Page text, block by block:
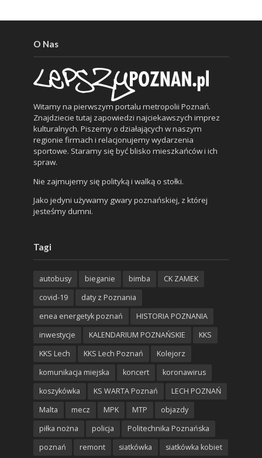
O Nas
Witamy na pierwszym portalu metropolii Poznań.
Znajdziecie tutaj zapowiedzi najciekawszych imprez
kulturalnych. Piszemy o działających w naszym
regionie firmach i relacjonujemy wydarzenia
sportowe. Staramy się być blisko mieszkańców i ich
spraw.
Nie zajmujemy się polityką i walką o stołki.
Jako jedyni używamy gwary poznańskiej, z której
jesteśmy dumni.
Tagi
autobusy bieganie bimba
CK ZAMEK
covid-19
daty z Poznania
enea energetyk poznań
HISTORIA POZNANIA
inwestycje
KALENDARIUM POZNAŃSKIE
KKS
KKS Lech
KKS Lech Poznań
Kolejorz
komunikacja miejska
koncert
koronawirus
koszykówka
KS WARTA Poznań
LECH POZNAŃ
Malta
mecz MPK MTP
objazdy
piłka nożna
policja
Politechnika Poznańska
poznań
remont siatkówka siatkówka kobiet